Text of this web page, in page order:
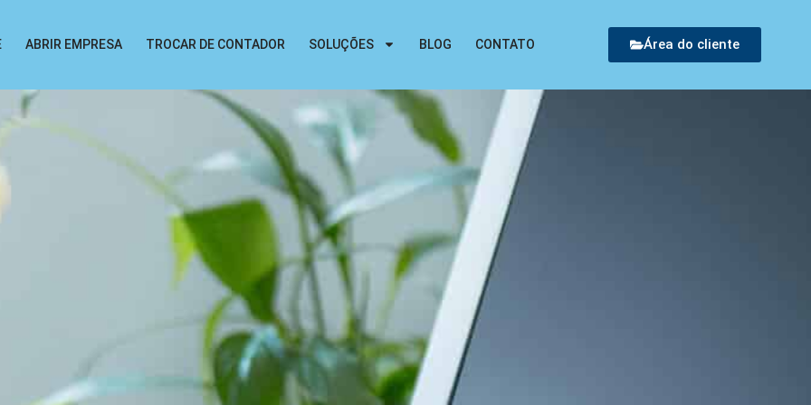
ABRIR EMPRESA TROCAR DE CONTADOR SOLUÇÕES BLOG CONTATO Área do cliente